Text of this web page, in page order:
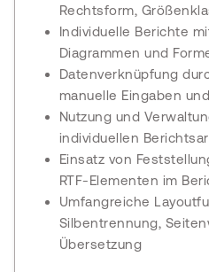
Rechtsform,
Individuelle Berichte
Diagrammen und
Datenverknüpfung
manuelle Eingaben
Nutzung und
individuellen
Einsatz von
RTF-Elementen im
Umfangreiche
Silbentrennung,
Übersetzung